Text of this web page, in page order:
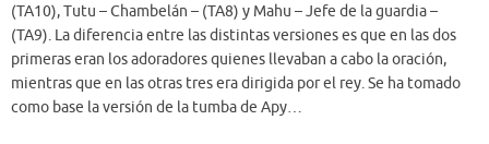
– Una introducción
Tratar el Valle del Nilo supone
estudiar una tierra que a menudo se nos antoja muy poblada. Según
algunos autores, muy por el contrario, en los primeros tiempos,